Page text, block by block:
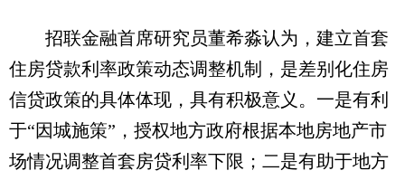
招联金融首席研究员董希淼认为，建立首套
住房贷款利率政策动态调整机制，是差别化住房
信贷政策的具体体现，具有积极意义。一是有利
于“因城施策”，授权地方政府根据本地房地产市
场情况调整首套房贷利率下限；二是有助于地方